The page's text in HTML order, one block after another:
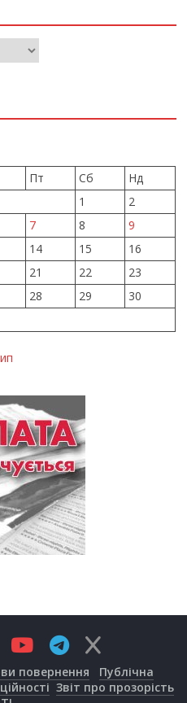
Пт Сб
Нд
1
2
7 8
9
14 15
16
21 22
23
28 29
30
повернення
Публічна
Звіт про прозорість